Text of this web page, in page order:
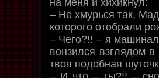
на меня и хихикнул:
– Не хмурься так,
которого отобрали
– Чего?!! – я
вонзился взглядом
твоя подобная